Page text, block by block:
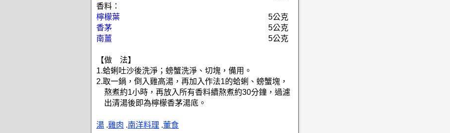
香料：
檸檬葉
5公克
香茅
5公克
南薑
5公克
【做 法】
1.蛤蜊吐沙後洗淨；螃蟹洗淨、切塊，備用。
2.取一鍋，倒入雞高湯，再加入作法1的蛤蜊、螃蟹塊，
熬煮約1小時，再放入所有香料續熬煮約30分鐘，過濾
出清湯後即為檸檬香茅湯底。
湯 .雞肉 .南洋料理 .葷食